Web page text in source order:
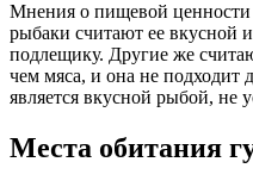
Мнения о пищевой ценности
рыбаки считают ее вкусной
подлещику. Другие же
чем мяса, и она не подходит
является вкусной рыбой, не
Места обитания